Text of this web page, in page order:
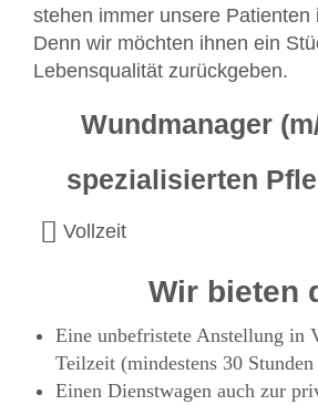
stehen immer unsere Patienten
Denn wir möchten ihnen ein
Lebensqualität zurückgeben.
Wundmanager
spezialisierten
Vollzeit
Wir bieten
Eine unbefristete Anstellung in
Teilzeit (mindestens 30
Einen Dienstwagen auch zur